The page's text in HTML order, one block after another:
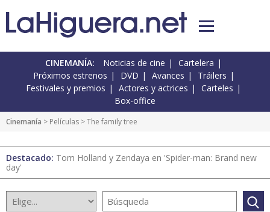
CINEMANÍA: Noticias de cine
Cartelera
Próximos estrenos
DVD Avances
Tráilers
Festivales y premios
Actores y actrices
Carteles
Box-office
Cinemanía > Películas > The family tree
Destacado: Tom Holland y Zendaya en 'Spider-man: Brand new
day'